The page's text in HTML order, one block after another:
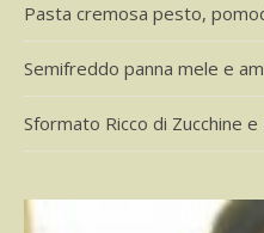
Pasta cremosa pesto,
Semifreddo panna mele e
Sformato Ricco di Zucchine